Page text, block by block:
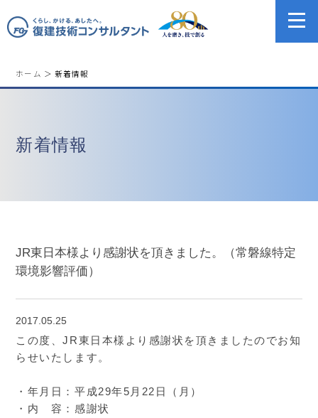
ホーム ＞ 新着情報
新着情報
JR東日本様より感謝状を頂きました。（常磐線特定
環境影響評価）
2017.05.25
この度、JR東日本様より感謝状を頂きましたのでお知
らせいたします。
・年月日：平成29年5月22日（月）
・内 容：感謝状